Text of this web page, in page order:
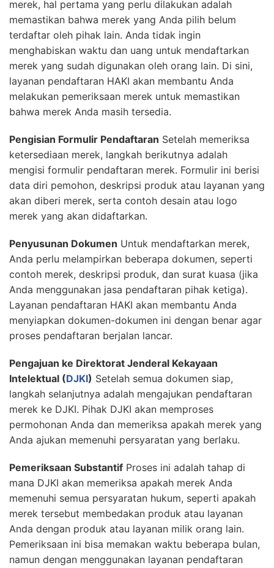
merek, hal pertama yang perlu dilakukan adalah
memastikan bahwa merek yang Anda pilih belum
terdaftar oleh pihak lain. Anda tidak ingin
menghabiskan waktu dan uang untuk mendaftarkan
merek yang sudah digunakan oleh orang lain. Di sini,
layanan pendaftaran HAKI akan membantu Anda
melakukan pemeriksaan merek untuk memastikan
bahwa merek Anda masih tersedia.
Pengisian Formulir Pendaftaran Setelah memeriksa
ketersediaan merek, langkah berikutnya adalah
mengisi formulir pendaftaran merek. Formulir ini berisi
data diri pemohon, deskripsi produk atau layanan yang
akan diberi merek, serta contoh desain atau logo
merek yang akan didaftarkan.
Penyusunan Dokumen Untuk mendaftarkan merek,
Anda perlu melampirkan beberapa dokumen, seperti
contoh merek, deskripsi produk, dan surat kuasa (jika
Anda menggunakan jasa pendaftaran pihak ketiga).
Layanan pendaftaran HAKI akan membantu Anda
menyiapkan dokumen-dokumen ini dengan benar agar
proses pendaftaran berjalan lancar.
Pengajuan ke Direktorat Jenderal Kekayaan
Intelektual (DJKI) Setelah semua dokumen siap,
langkah selanjutnya adalah mengajukan pendaftaran
merek ke DJKI. Pihak DJKI akan memproses
permohonan Anda dan memeriksa apakah merek yang
Anda ajukan memenuhi persyaratan yang berlaku.
Pemeriksaan Substantif Proses ini adalah tahap di
mana DJKI akan memeriksa apakah merek Anda
memenuhi semua persyaratan hukum, seperti apakah
merek tersebut membedakan produk atau layanan
Anda dengan produk atau layanan milik orang lain.
Pemeriksaan ini bisa memakan waktu beberapa bulan,
namun dengan menggunakan layanan pendaftaran